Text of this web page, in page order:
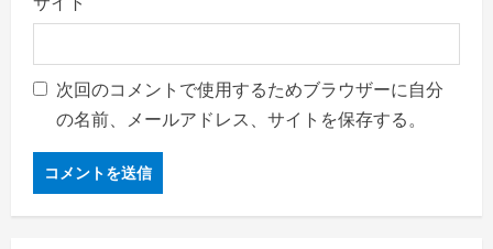
次回のコメントで使用するためブラウザーに自分
の名前、メールアドレス、サイトを保存する。